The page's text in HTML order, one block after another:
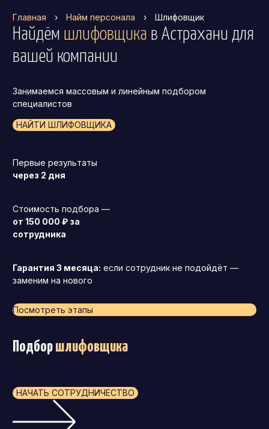
Главная › Найм персонала › Шлифовщик
Найдём шлифовщика в Астрахани для
вашей компании
Занимаемся массовым и линейным подбором
специалистов
НАЙТИ ШЛИФОВЩИКА
Первые результаты
через 2 дня
Стоимость подбора —
от 150 000 ₽ за
сотрудника
Гарантия 3 месяца: если сотрудник не подойдёт —
заменим на нового
Посмотреть этапы
Подборшлифовщика
НАЧАТЬ СОТРУДНИЧЕСТВО